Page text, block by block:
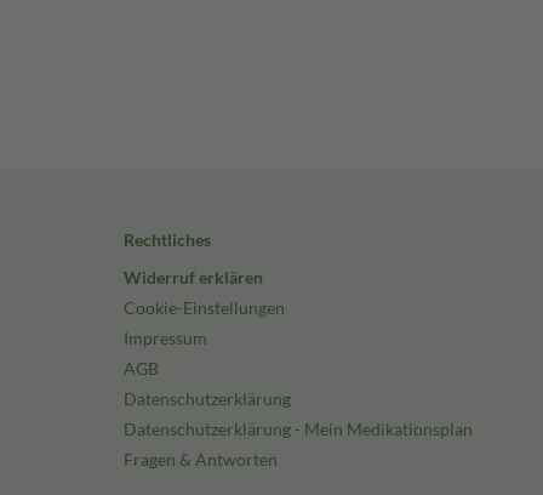
Rechtliches
Widerruf erklären
Cookie-Einstellungen
Impressum
AGB
Datenschutzerklärung
Datenschutzerklärung - Mein Medikationsplan
Fragen & Antworten